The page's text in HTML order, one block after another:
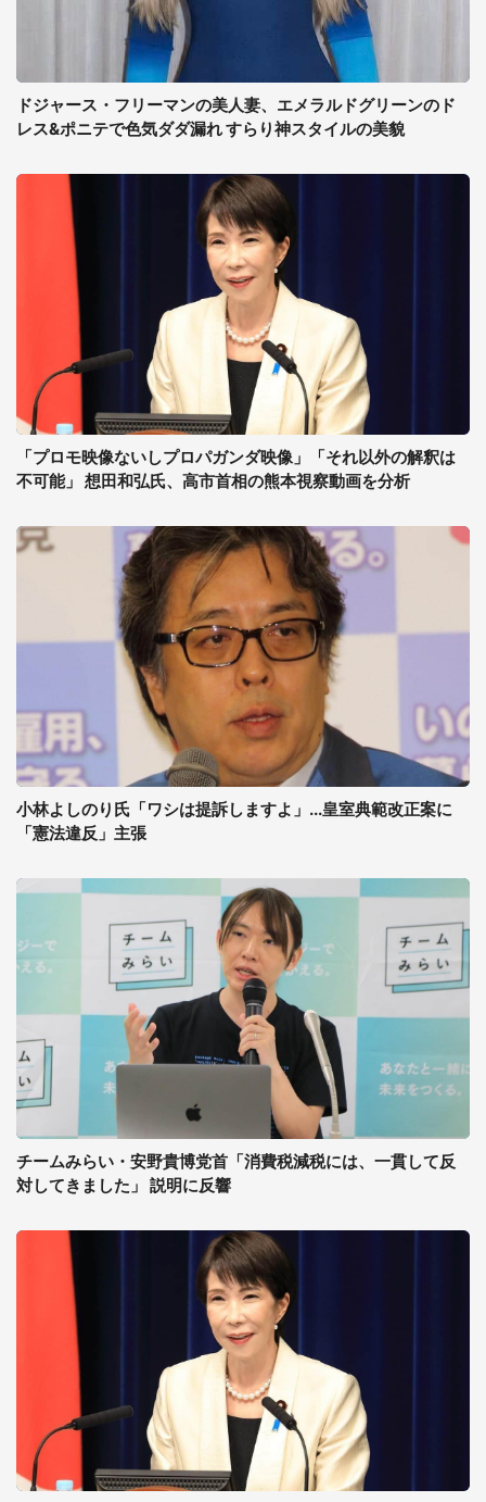
ドジャース・フリーマンの美人妻、エメラルドグリーンのド
レス&ポニテで色気ダダ漏れ すらり神スタイルの美貌
「プロモ映像ないしプロパガンダ映像」「それ以外の解釈は
不可能」 想田和弘氏、高市首相の熊本視察動画を分析
小林よしのり氏「ワシは提訴しますよ」...皇室典範改正案に
「憲法違反」主張
チームみらい・安野貴博党首「消費税減税には、一貫して反
対してきました」 説明に反響